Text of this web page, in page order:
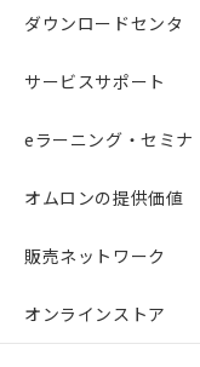
ダウンロードセンタ
サービスサポート
eラーニング・セミナ
オムロンの提供価値
販売ネットワーク
オンラインストア